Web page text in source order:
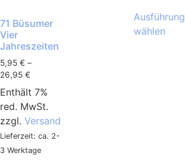
71 Büsumer
Vier
Jahreszeiten
5,95 € –
26,95 €
Enthält 7%
red. MwSt.
zzgl. Versand
Lieferzeit: ca. 2-
3 Werktage
Ausführung
wählen